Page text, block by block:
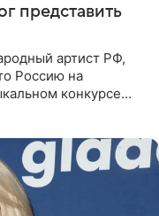
представить
артист РФ,
Россию на
конкурсе